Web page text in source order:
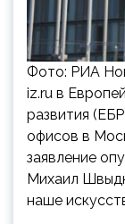
Фото: РИА
iz.ru в
развития
офисов в
заявление
Михаил
наше